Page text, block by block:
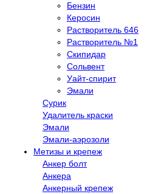
Бензин
Керосин
Растворитель 646
Растворитель №1
Скипидар
Сольвент
Уайт-спирит
Эмали
Сурик
Удалитель краски
Эмали
Эмали-аэрозоли
Метизы и крепеж
Анкер болт
Анкера
Анкерный крепеж